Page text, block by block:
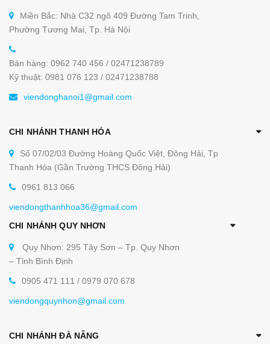
Miền Bắc: Nhà C32 ngõ 409 Đường Tam Trinh,
Phường Tương Mai, Tp. Hà Nội
Bán hàng: 0962 740 456 / 02471238789
Kỹ thuật: 0981 076 123 / 02471238788
viendonghanoi1@gmail.com
CHI NHÁNH THANH HÓA
Số 07/02/03 Đường Hoàng Quốc Việt, Đông Hải, Tp
Thanh Hóa (Gần Trường THCS Đông Hải)
0961 813 066
viendongthanhhoa36@gmail.com
CHI NHÁNH QUY NHƠN
Quy Nhơn: 295 Tây Sơn – Tp. Quy Nhơn
– Tỉnh Bình Định
0905 471 111 / 0979 070 678
viendongquynhon@gmail.com
CHI NHÁNH ĐÀ NẴNG